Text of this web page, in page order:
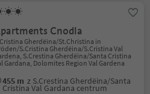
Cnodla
Gherdëina/St.Christina in
S.Cristina Gherdëina/S.Cristina Val
S.Crestina Gherdëina/Santa Cristina
Gardana, Dolomites Region Val Gardena
455 m z S.Crestina Gherdëina/Santa
Cristina Val Gardana centrum